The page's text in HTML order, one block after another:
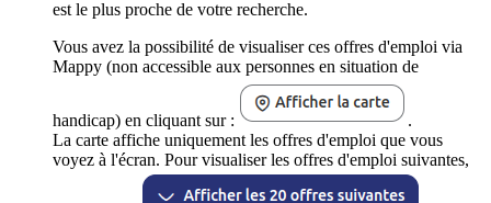
est le plus proche de votre recherche.
Vous avez la possibilité de visualiser ces offres d'emploi via
Mappy (non accessible aux personnes en situation de
handicap) en cliquant sur :
.
La carte affiche uniquement les offres d'emploi que vous
voyez à l'écran. Pour visualiser les offres d'emploi suivantes,